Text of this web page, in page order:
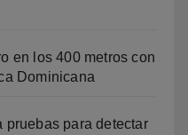
en los 400 metros con
Dominicana
pruebas para detectar